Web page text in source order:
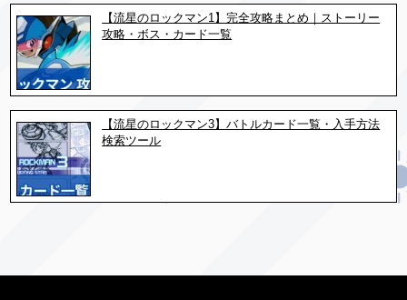
【流星のロックマン1】完全攻略まとめ｜ストーリー
攻略・ボス・カード一覧
【流星のロックマン3】バトルカード一覧・入手方法
検索ツール